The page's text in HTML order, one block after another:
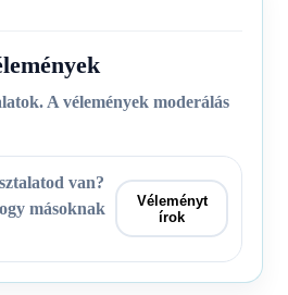
A vélemények moderálás
van?
másoknak
Véleményt
írok